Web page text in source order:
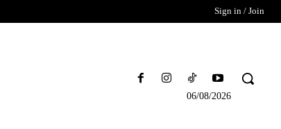
Sign in / Join
06/08/2026